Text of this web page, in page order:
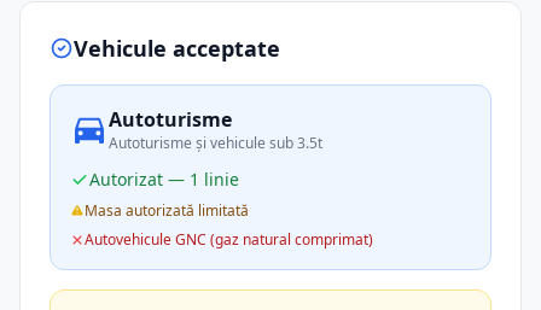
Vehicule acceptate
Autoturisme
Autoturisme și vehicule sub 3.5t
Autorizat — 1 linie
Masa autorizată limitată
Autovehicule GNC (gaz natural comprimat)